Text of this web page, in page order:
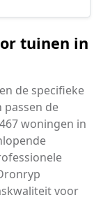
tuinen in
de specifieke
de
woningen in
voor